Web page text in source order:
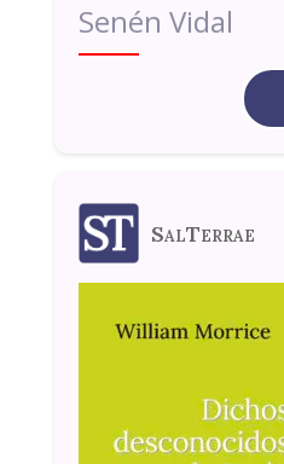
Senén Vidal
SalTerrae